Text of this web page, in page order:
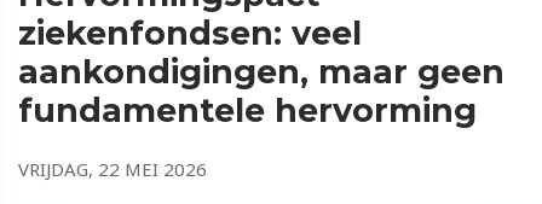
ziekenfondsen: veel
aankondigingen, maar geen
fundamentele hervorming
VRIJDAG, 22 MEI 2026